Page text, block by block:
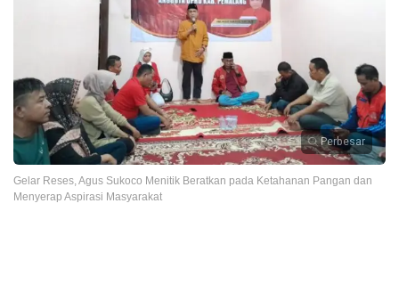
Perbesar
Gelar Reses, Agus Sukoco Menitik Beratkan pada Ketahanan Pangan dan
Menyerap Aspirasi Masyarakat